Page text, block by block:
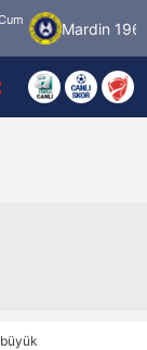
Mardin 1969